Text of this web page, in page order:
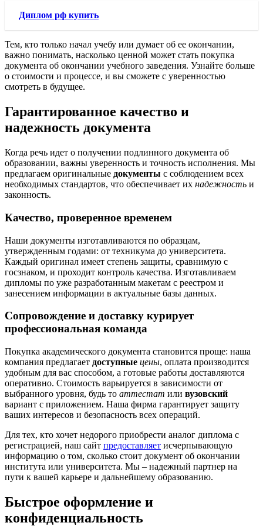
Диплом рф купить
Тем, кто только начал учебу или думает об ее окончании,
важно понимать, насколько ценной может стать покупка
документа об окончании учебного заведения. Узнайте больше
о стоимости и процессе, и вы сможете с уверенностью
смотреть в будущее.
Гарантированное качество и
надежность документа
Когда речь идет о получении подлинного документа об
образовании, важны уверенность и точность исполнения. Мы
предлагаем оригинальные документы с соблюдением всех
необходимых стандартов, что обеспечивает их надежность и
законность.
Качество, проверенное временем
Наши документы изготавливаются по образцам,
утвержденным годами: от техникума до университета.
Каждый оригинал имеет степень защиты, сравнимую с
госзнаком, и проходит контроль качества. Изготавливаем
дипломы по уже разработанным макетам с реестром и
занесением информации в актуальные базы данных.
Сопровождение и доставку курирует
профессиональная команда
Покупка академического документа становится проще: наша
компания предлагает доступные цены, оплата производится
удобным для вас способом, а готовые работы доставляются
оперативно. Стоимость варьируется в зависимости от
выбранного уровня, будь то аттестат или вузовский
вариант с приложением. Наша фирма гарантирует защиту
ваших интересов и безопасность всех операций.
Для тех, кто хочет недорого приобрести аналог диплома с
регистрацией, наш сайт предоставляет исчерпывающую
информацию о том, сколько стоит документ об окончании
института или университета. Мы – надежный партнер на
пути к вашей карьере и дальнейшему образованию.
Быстрое оформление и
конфиденциальность